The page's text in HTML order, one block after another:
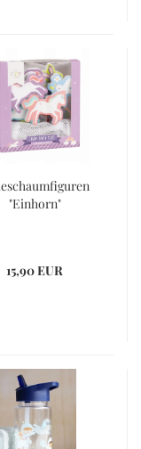
"Einhorn"
15,90 EUR